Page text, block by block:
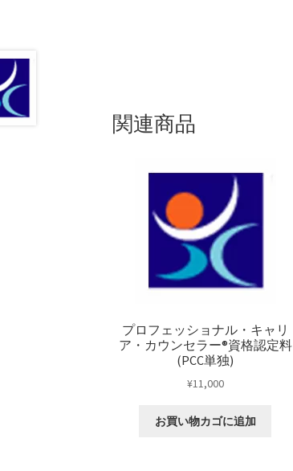
関連商品
プロフェッショナル・キャリ
ア・カウンセラー®資格認定料
(PCC単独)
¥11,000
お買い物カゴに追加